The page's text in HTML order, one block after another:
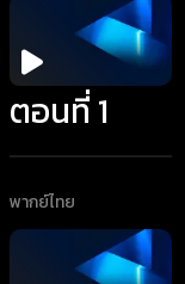
ตอนที่ 1
พากย์ไทย